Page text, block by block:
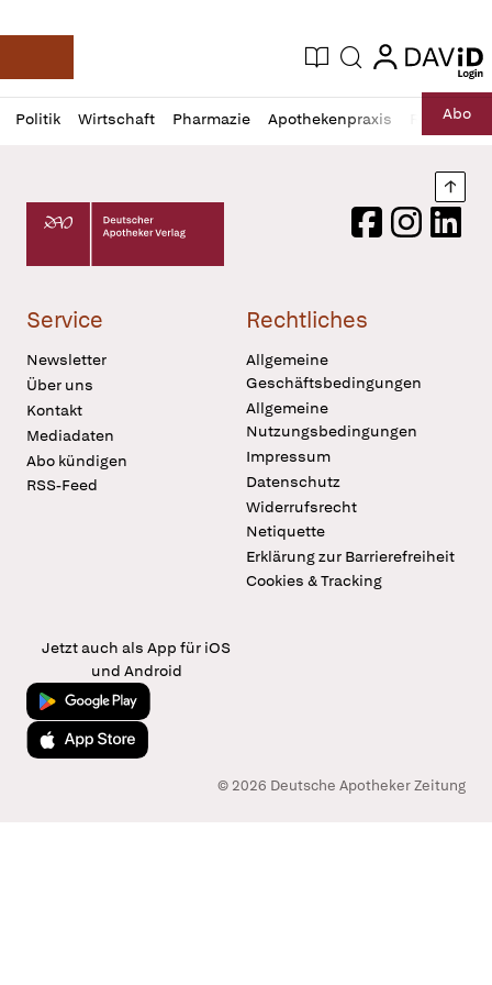
Deutsche Apotheker Zeitung
Aktuelle Ausgabe
Suche login
login
Politik Wirtschaft Pharmazie Apothekenpraxis RechtAbo
Profil
öffnen
Daz
Pur
Deutscher Apotheker Verlag Logo
FacebookInstagram
Service
Newsletter
Über uns
Kontakt
Mediadaten
Abo kündigen
RSS-Feed
Rechtliches
Allgemeine
Geschäftsbedingungen
Allgemeine
Nutzungsbedingungen
Impressum
Datenschutz
Widerrufsrecht
Netiquette
Erklärung zur Barrierefreiheit
Cookies & Tracking
Jetzt auch als App für iOS
und Android
Jetzt bei Google Play
Laden im App Store
© 2026 Deutsche Apotheker Zeitung